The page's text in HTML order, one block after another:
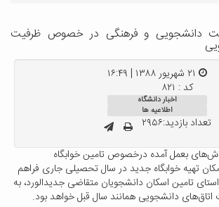
دانشجویی و فرهنگی در خصوص ظرفیت
کد : ۸۲۱
اخبار دانشگاه
اطلاعیه ها
تعداد بازدید:۲۹۵۶
بعمل آمده درخصوص تامین خوابگاه
تهیه خوابگاه جدید در سال تحصیلی جاری فراهم
تامین اسکان دانشجویان متقاضی جدیدالورد، به
دانشجویی همانند سال قبل خواهد بود.